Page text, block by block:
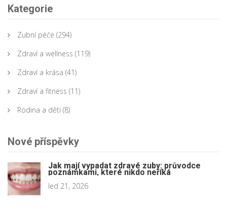
Kategorie
Zubní péče (294)
Zdraví a wellness (119)
Zdraví a krása (41)
Zdraví a fitness (11)
Rodina a děti (8)
Nové příspěvky
Jak mají vypadat zdravé zuby: průvodce
poznámkami, které nikdo neříká
led 21, 2026